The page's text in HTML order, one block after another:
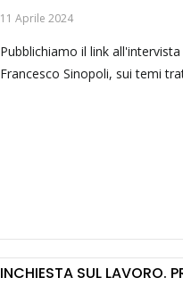
11 Aprile 2024
Pubblichiamo il link
Francesco Sinopoli, sui temi
INCHIESTA SUL LAVORO.